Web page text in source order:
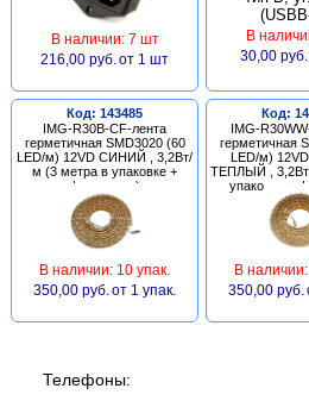
В наличии: 7 шт
216,00 руб. от 1 шт
В
30,00 руб.
Код: 143485
IMG-R30B-CF-лента
герметичная SMD3020 (60
LED/м) 12VD СИНИЙ , 3,2Вт/
м (3 метра в упаковке +
фурнитура)
В наличии: 10 упак.
350,00 руб. от 1 упак.
Код:
IMG-
герметичная
LED/м)
ТЕПЛЫЙ ,
упаковке +
В наличии:
350,00 руб.
Телефоны: